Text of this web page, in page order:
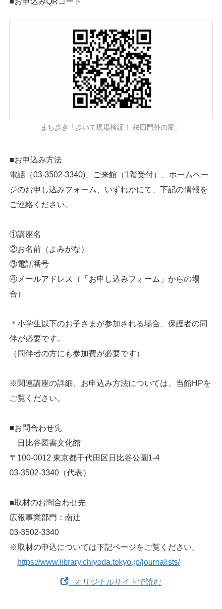
まち歩き「歩いて現場検証！ 桜田門外の変」
■お申込み方法
電話（03-3502-3340)、ご来館（1階受付）、ホームペー
ジのお申し込みフォーム、いずれかにて、下記の情報を
ご連絡ください。
①講座名
②お名前（よみがな）
③電話番号
④メールアドレス（「お申し込みフォーム」からの場
合）
＊小学生以下のお子さまが参加される場合、保護者の同
伴が必要です。
（同伴者の方にも参加費が必要です）
※関連講座の詳細、お申込み方法については、当館HPを
ご覧ください。
■お問合わせ先
日比谷図書文化館
〒100-0012 東京都千代田区日比谷公園1-4
03-3502-3340（代表）
■取材のお問合わせ先
広報事業部門：南辻
03-3502-3340
※取材の申込については下記ページをご覧ください。
https://www.library.chiyoda.tokyo.jp/journalists/
オリジナルサイトで読む